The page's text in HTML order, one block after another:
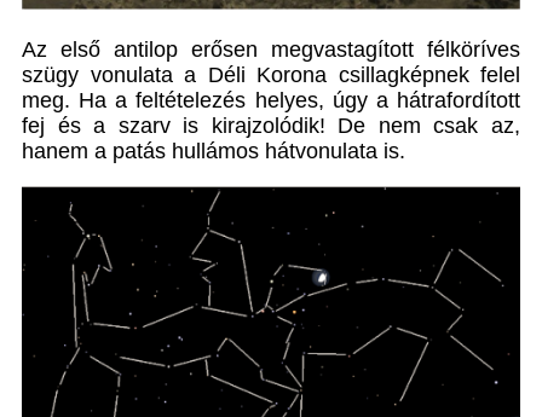
Az első antilop erősen megvastagított félköríves
szügy vonulata a Déli Korona csillagképnek felel
meg. Ha a feltételezés helyes, úgy a hátrafordított
fej és a szarv is kirajzolódik! De nem csak az,
hanem a patás hullámos hátvonulata is.